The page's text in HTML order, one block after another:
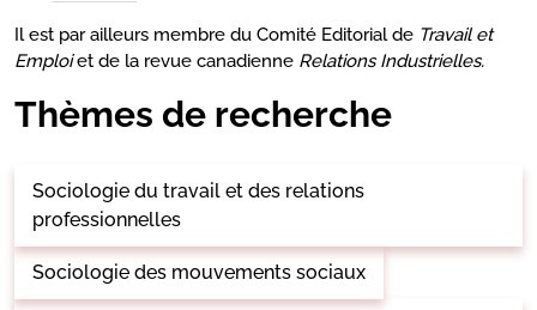
Il est par ailleurs membre du Comité Editorial de Travail et
Emploiet de la revue canadienne Relations Industrielles.
Thèmes de recherche
Sociologie du travail et des relations
professionnelles
Sociologie des mouvements sociaux